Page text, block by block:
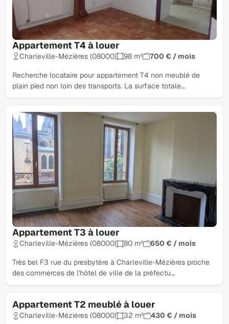
Appartement T4 à louer
Charleville-Mézières (08000) 98 m² 700 € / mois
Recherche locataire pour appartement T4 non meublé de
plain pied non loin des transports. La surface totale…
Appartement T3 à louer
Charleville-Mézières (08000) 80 m² 650 € / mois
Très bel F3 rue du presbytère à Charleville-Mézières proche
des commerces de l'hôtel de ville de la préfectu…
Appartement T2 meublé à louer
Charleville-Mézières (08000) 32 m² 430 € / mois